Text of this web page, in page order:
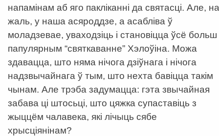
напамінам аб яго пакліканні да святасці. Але, на
жаль, у наша асяроддзе, а асабліва ў
моладзевае, уваходзіць і становіцца ўсё больш
папулярным “святкаванне” Хэлоўіна. Можа
здавацца, што няма нічога дзіўнага і нічога
надзвычайнага ў тым, што нехта бавіцца такім
чынам. Але трэба задумацца: гэта звычайная
забава ці штосьці, што цяжка супаставіць з
жыццём чалавека, які лічыць сябе
хрысціянінам?